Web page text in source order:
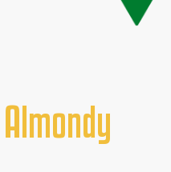
Almondy